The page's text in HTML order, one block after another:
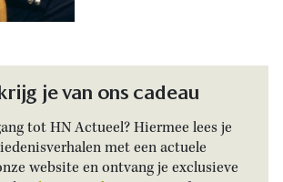
je van ons cadeau
tot HN Actueel? Hiermee lees je
met een actuele
website en ontvang je exclusieve